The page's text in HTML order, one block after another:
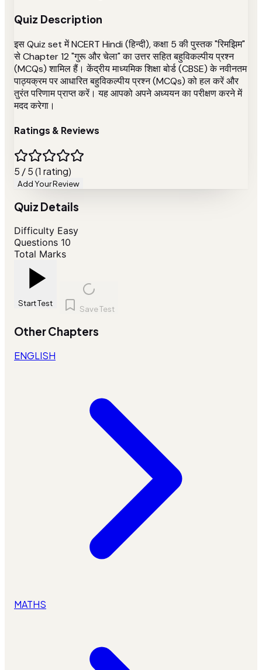
Quiz Description
इस Quiz set में NCERT Hindi (हिन्दी), कक्षा 5 की पुस्तक "रिमझिम"
से Chapter 12 "गुरू और चेला" का उत्तर सहित बहुविकल्पीय प्रश्न
(MCQs) शामिल हैं। केंद्रीय माध्यमिक शिक्षा बोर्ड (CBSE) के नवीनतम
पाठ्यक्रम पर आधारित बहुविकल्पीय प्रश्न (MCQs) को हल करें और
तुरंत परिणाम प्राप्त करें। यह आपको अपने अध्ययन का परीक्षण करने में
मदद करेगा।
Ratings & Reviews
5 / 5 (1 rating)
Add Your Review
Quiz Details
Difficulty Easy
Questions 10
Total Marks
Start Test
Save Test
Other Chapters
ENGLISH
MATHS